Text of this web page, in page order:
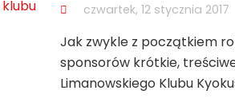
czwartek, 12 stycznia 2017
Jak zwykle z początkiem
sponsorów krótkie,
Limanowskiego Klubu